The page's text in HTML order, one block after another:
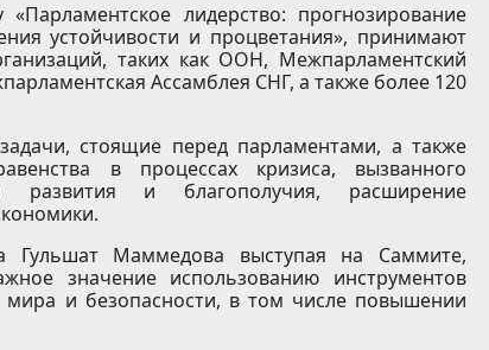
лидерство: прогнозирование
устойчивости и процветания», принимают
таких как ООН, Межпарламентский
Ассамблея СНГ, а также более 120
стоящие перед парламентами, а также
в процессах кризиса, вызванного
развития и благополучия, расширение
Гульшат Маммедова выступая на Саммите,
значение использованию инструментов
мира и безопасности, в том числе повышении